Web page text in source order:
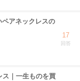
アネックレスの
17
回答
ス｜一生ものを買